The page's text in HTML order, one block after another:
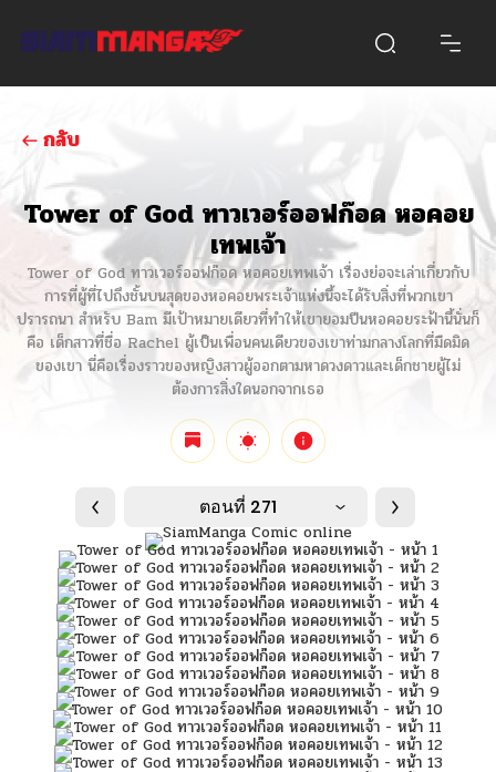
กลับ
Tower of God ทาวเวอร์ออฟก๊อด หอคอย
เทพเจ้า
Tower of God ทาวเวอร์ออฟก๊อด หอคอยเทพเจ้า เรื่องย่อจะเล่าเกี่ยวกับ
การที่ผู้ที่ไปถึงชั้นบนสุดของหอคอยพระเจ้าแห่งนี้จะได้รับสิ่งที่พวกเขา
ปรารถนา สำหรับ Bam มีเป้าหมายเดียวที่ทำให้เขายอมปีนหอคอยระฟ้านี้นั่นก็
คือ เด็กสาวที่ชื่อ Rachel ผู้เป็นเพื่อนคนเดียวของเขาท่ามกลางโลกที่มืดมิด
ของเขา นี่คือเรื่องราวของหญิงสาวผู้ออกตามหาดวงดาวและเด็กชายผู้ไม่
ต้องการสิ่งใดนอกจากเธอ
ตอนที่ 271